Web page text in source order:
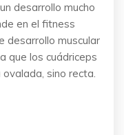
desarrollo mucho
en el fitness
desarrollo muscular
que los cuádriceps
sino recta.